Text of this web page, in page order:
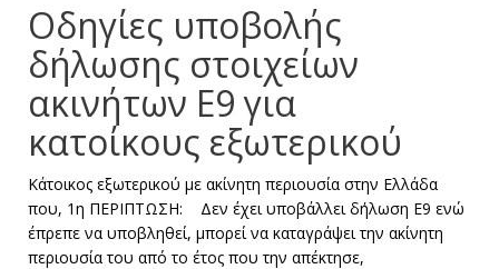
Οδηγίες υποβολής
δήλωσης στοιχείων
ακινήτων Ε9 για
κατοίκους εξωτερικού
Κάτοικος εξωτερικού με ακίνητη περιουσία στην Ελλάδα
που, 1η ΠΕΡΙΠΤΩΣΗ: Δεν έχει υποβάλλει δήλωση Ε9 ενώ
έπρεπε να υποβληθεί, μπορεί να καταγράψει την ακίνητη
περιουσία του από το έτος που την απέκτησε,